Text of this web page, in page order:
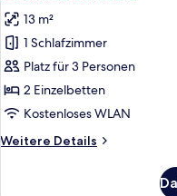
Standard-
Zweibettzimmer,
2 Einzelbetten
anzeigen
13 m²
1 Schlafzimmer
Platz für 3 Personen
2 Einzelbetten
Kostenloses WLAN
Weitere Details
Weitere